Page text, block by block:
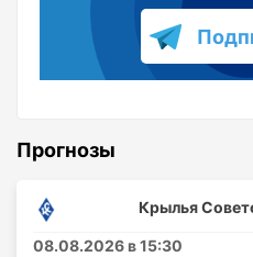
Прогнозы
Крылья
08.08.2026 в 15:30